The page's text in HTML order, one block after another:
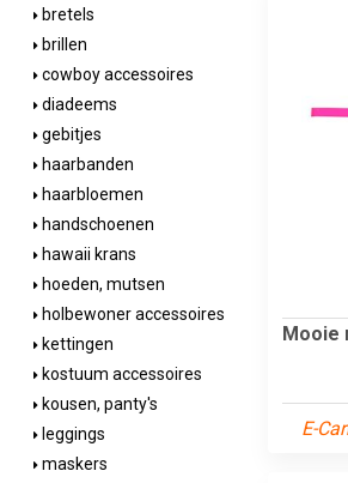
bretels
brillen
cowboy accessoires
diadeems
gebitjes
haarbanden
haarbloemen
handschoenen
hawaii krans
hoeden, mutsen
holbewoner accessoires
kettingen
kostuum accessoires
kousen, panty's
leggings
maskers
Mooie
E-